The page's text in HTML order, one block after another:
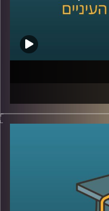
הרבה על תקשורת
כזו שמשנה
ידברו וישתפו
בפרק הזה
של מנהל, הורה